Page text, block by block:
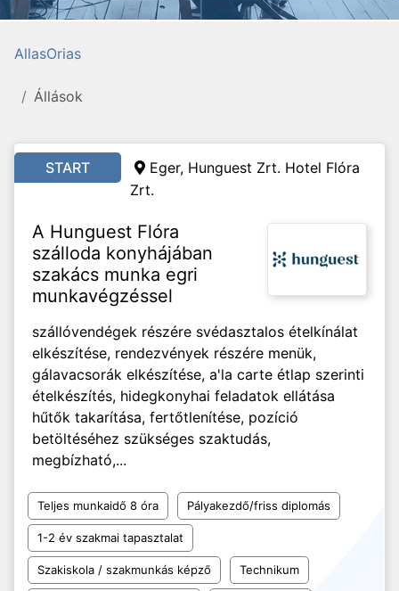
AllasOrias
Állások
START
Eger, Hunguest Zrt. Hotel Flóra
Zrt.
A Hunguest Flóra
szálloda konyhájában
szakács munka egri
munkavégzéssel
szállóvendégek részére svédasztalos ételkínálat
elkészítése, rendezvények részére menük,
gálavacsorák elkészítése, a'la carte étlap szerinti
ételkészítés, hidegkonyhai feladatok ellátása
hűtők takarítása, fertőtlenítése, pozíció
betöltéséhez szükséges szaktudás,
megbízható,...
Teljes munkaidő 8 óra Pályakezdő/friss diplomás
1-2 év szakmai tapasztalat
Szakiskola / szakmunkás képző Technikum